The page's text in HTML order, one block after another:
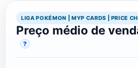
LIGA POKÉMON | MYP CARDS | PRICE
Preço médio de
?